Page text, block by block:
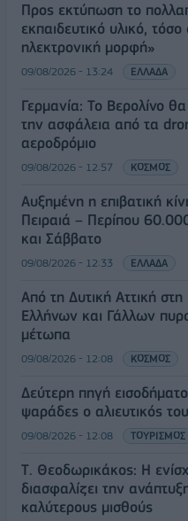
Προς εκτύπωση το
εκπαιδευτικό υλικό,
ηλεκτρονική μορφή»
09/08/2026 - 13:24 ΕΛΛΑΔΑ
Γερμανία: Το Βερολίνο
την ασφάλεια από τα
αεροδρόμιο
09/08/2026 - 12:57 ΚΟΣΜΟΣ
Αυξημένη η επιβατική
Πειραιά – Περίπου
και Σάββατο
09/08/2026 - 12:33 ΕΛΛΑΔΑ
Από τη Δυτική Αττική στη
Ελλήνων και Γάλλων
μέτωπα
09/08/2026 - 12:08 ΚΟΣΜΟΣ
Δεύτερη πηγή
ψαράδες ο αλιευτικός
09/08/2026 - 12:08 ΤΟΥΡΙΣΜΟΣ
Τ. Θεοδωρικάκος: Η
διασφαλίζει την
καλύτερους μισθούς